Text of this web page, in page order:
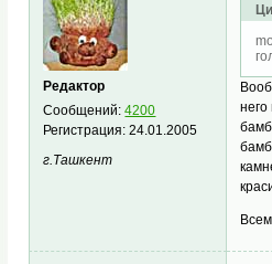
Редактор
Сообщений:4200
Регистрация:24.01.2005
г.Ташкент